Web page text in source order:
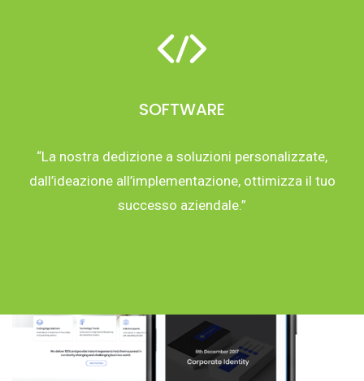
SOFTWARE
“La nostra dedizione a soluzioni personalizzate,
dall’ideazione all’implementazione, ottimizza il tuo
successo aziendale.”